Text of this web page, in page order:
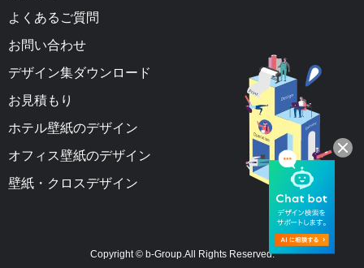
よくあるご質問
お問い合わせ
デザイン集ダウンロード
お見積もり
ホテル壁紙のデザイン
オフィス壁紙のデザイン
壁紙・クロスデザイン
Copyright ©︎ b-Group.All Rights Reserved.